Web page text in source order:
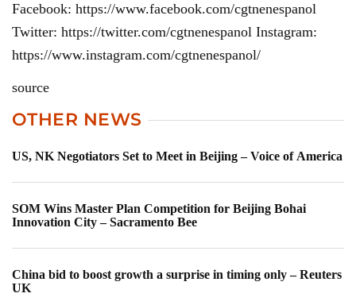
Facebook: https://www.facebook.com/cgtnenespanol
Twitter: https://twitter.com/cgtnenespanol Instagram:
https://www.instagram.com/cgtnenespanol/
source
OTHER NEWS
US, NK Negotiators Set to Meet in Beijing – Voice of America
SOM Wins Master Plan Competition for Beijing Bohai
Innovation City – Sacramento Bee
China bid to boost growth a surprise in timing only – Reuters
UK